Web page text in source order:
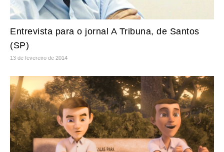
Entrevista para o jornal A Tribuna, de Santos
(SP)
13 de fevereiro de 2014